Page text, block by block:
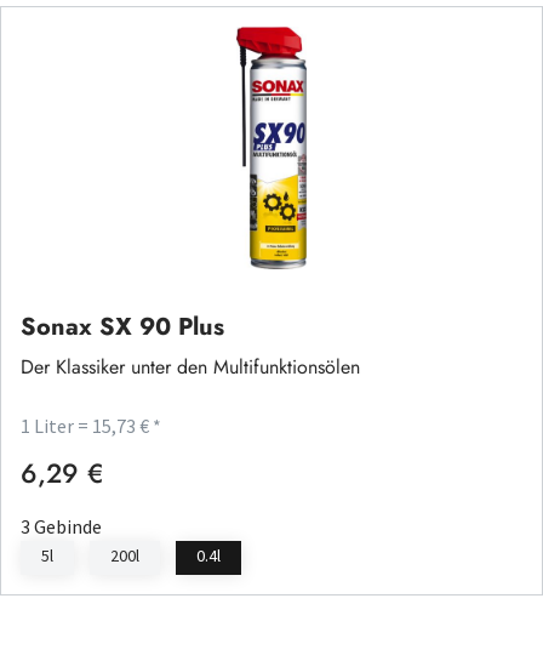
Sonax SX 90 Plus
Der Klassiker unter den Multifunktionsölen
1 Liter = 15,73 € *
Regulärer Preis:
6,29 €
3 Gebinde
5l 200l 0.4l